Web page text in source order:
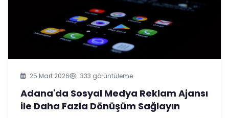
25 Mart 2026 333 görüntüleme
Adana'da Sosyal Medya Reklam Ajansı
ile Daha Fazla Dönüşüm Sağlayın